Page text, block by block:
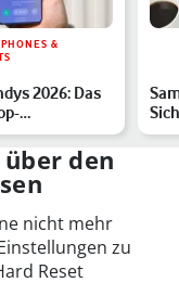
&
2026: Das
des Jahres
Juli
den
nicht mehr
zu
Reset